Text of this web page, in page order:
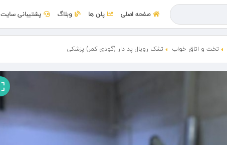
صفحه اصلی پلن ها وبلاگ پشتیبانی سایت
تخت و اتاق خواب تشک رویال پد دار (گودی کمر) پزشکی